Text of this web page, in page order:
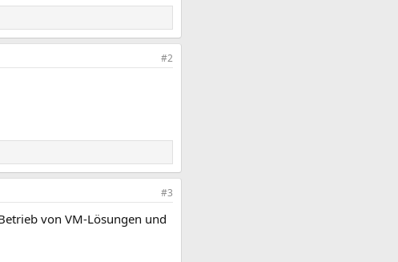
#2
#3
von VM-Lösungen und